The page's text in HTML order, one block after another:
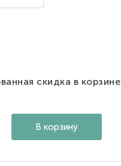
скидка в корзине
В корзину